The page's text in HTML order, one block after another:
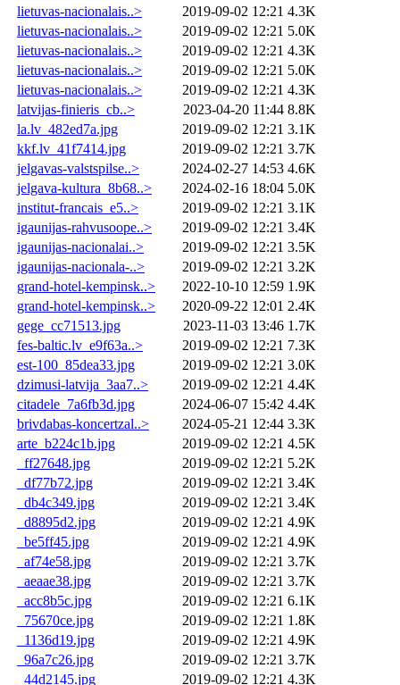
lietuvas-nacionalais..>
2019-09-02 12:21 4.3K
lietuvas-nacionalais..>
2019-09-02 12:21 5.0K
lietuvas-nacionalais..>
2019-09-02 12:21 4.3K
lietuvas-nacionalais..>
2019-09-02 12:21 5.0K
lietuvas-nacionalais..>
2019-09-02 12:21 4.3K
latvijas-finieris_cb..>
2023-04-20 11:44 8.8K
la.lv_482ed7a.jpg
2019-09-02 12:21 3.1K
kkf.lv_41f7414.jpg
2019-09-02 12:21 3.7K
jelgavas-valstspilse..>
2024-02-27 14:53 4.6K
jelgava-kultura_8b68..>
2024-02-16 18:04 5.0K
institut-francais_e5..>
2019-09-02 12:21 3.1K
igaunijas-rahvusoope..>
2019-09-02 12:21 3.4K
igaunijas-nacionalai..>
2019-09-02 12:21 3.5K
igaunijas-nacionala-..>
2019-09-02 12:21 3.2K
grand-hotel-kempinsk..>
2022-10-10 12:59 1.9K
grand-hotel-kempinsk..>
2020-09-22 12:01 2.4K
gege_cc71513.jpg
2023-11-03 13:46 1.7K
fes-baltic.lv_e9f63a..>
2019-09-02 12:21 7.3K
est-100_85dea33.jpg
2019-09-02 12:21 3.0K
dzimusi-latvija_3aa7..>
2019-09-02 12:21 4.4K
citadele_7a6fb3d.jpg
2024-06-07 15:42 4.4K
brivdabas-koncertzal..>
2024-05-21 12:44 3.3K
arte_b224c1b.jpg
2019-09-02 12:21 4.5K
_ff27648.jpg
2019-09-02 12:21 5.2K
_df77b72.jpg
2019-09-02 12:21 3.4K
_db4c349.jpg
2019-09-02 12:21 3.4K
_d8895d2.jpg
2019-09-02 12:21 4.9K
_be5ff45.jpg
2019-09-02 12:21 4.9K
_af74e58.jpg
2019-09-02 12:21 3.7K
_aeaae38.jpg
2019-09-02 12:21 3.7K
_acc8b5c.jpg
2019-09-02 12:21 6.1K
_75670ce.jpg
2019-09-02 12:21 1.8K
_1136d19.jpg
2019-09-02 12:21 4.9K
_96a7c26.jpg
2019-09-02 12:21 3.7K
_44d2145.jpg
2019-09-02 12:21 4.3K